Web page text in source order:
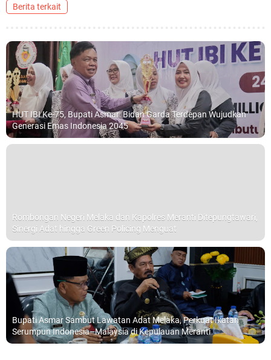
Berita terkait
HUT IBI Ke-75, Bupati Asmar: Bidan Garda Terdepan Wujudkan
Generasi Emas Indonesia 2045
Rombongan Negeri Melaka dan Kapolres Meranti Ditepungtawari,
Sinergi Adat hingga Green Policing Menguat
Bupati Asmar Sambut Lawatan Adat Melaka, Perkuat Ikatan
Serumpun Indonesia–Malaysia di Kepulauan Meranti